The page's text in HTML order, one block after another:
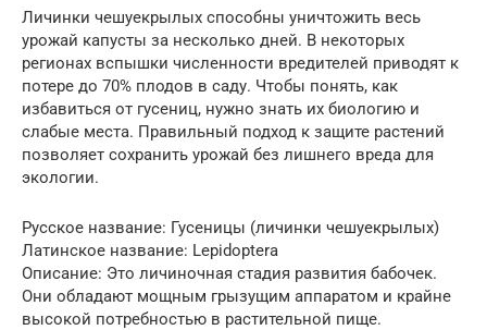
Личинки чешуекрылых способны уничтожить весь
урожай капусты за несколько дней. В некоторых
регионах вспышки численности вредителей приводят к
потере до 70% плодов в саду. Чтобы понять, как
избавиться от гусениц, нужно знать их биологию и
слабые места. Правильный подход к защите растений
позволяет сохранить урожай без лишнего вреда для
экологии.
Русское название: Гусеницы (личинки чешуекрылых)
Латинское название: Lepidoptera
Описание: Это личиночная стадия развития бабочек.
Они обладают мощным грызущим аппаратом и крайне
высокой потребностью в растительной пище.